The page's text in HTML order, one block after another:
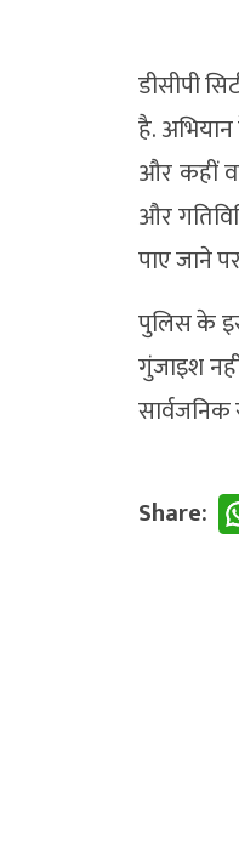
डीसीपी
है.
और कहीं
और
पाए जाने
पुलिस के
गुंजाइश
Share: